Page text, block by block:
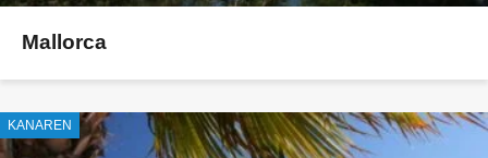
Mallorca
KANAREN